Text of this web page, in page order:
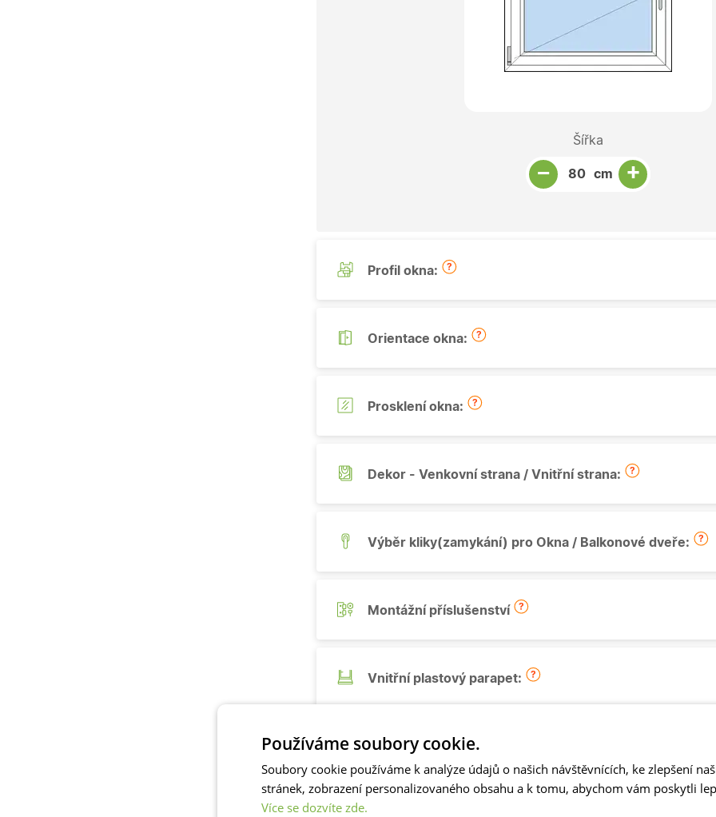
Šířka
−
Snížit množství
Počet kusů
cm +
Zvýšit množství
Profil okna:
Orientace okna:
Prosklení okna:
Dekor - Venkovní strana / Vnitřní strana:
Výběr kliky(zamykání) pro Okna / Balkonové dveře:
Montážní příslušenství
Vnitřní plastový parapet:
Venkovní pozinkovaný parapet:
Používáme soubory cookie.
Soubory cookie používáme k analýze údajů o našich návštěvnících, ke zlepšení
stránek, zobrazení personalizovaného obsahu a k tomu, abychom vám poskytli
Více se dozvíte zde.